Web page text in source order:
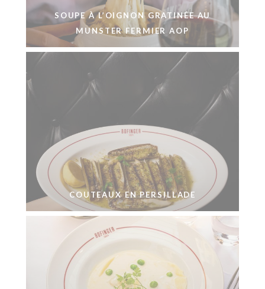
SOUPE À L’OIGNON GRATINÉE AU
MUNSTER FERMIER AOP
COUTEAUX EN PERSILLADE